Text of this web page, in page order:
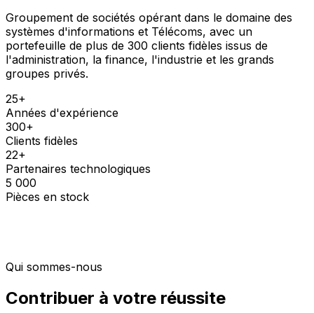
Groupement de sociétés opérant dans le domaine des
systèmes d'informations et Télécoms, avec un
portefeuille de plus de 300 clients fidèles issus de
l'administration, la finance, l'industrie et les grands
groupes privés.
25+
Années d'expérience
300+
Clients fidèles
22+
Partenaires technologiques
5 000
Pièces en stock
Qui sommes-nous
Contribuer à votre réussite